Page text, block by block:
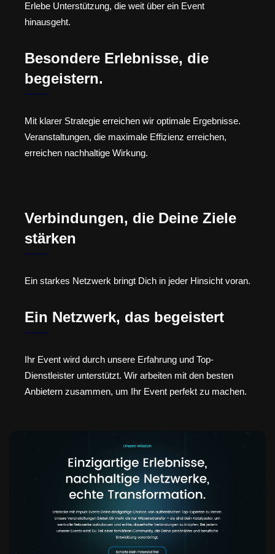
Erlebe Unterstützung, die weit über ein Event
hinausgeht.
Besondere Erlebnisse, die
begeistern.
Mit klarer Strategie erreichen wir optimale Ergebnisse.
Veranstaltungen, die maximale Effizienz erreichen,
erreichen nachhaltige Wirkung.
Verbindungen, die Deine Ziele
stärken
Ein starkes Netzwerk bringt Dich in jeder Hinsicht voran.
Ein Netzwerk, das begeistert
Ihr Event wird durch unsere Erfahrung und Top-
Dienstleister unterstützt. Wir arbeiten mit den besten
Anbietern zusammen, um Ihr Event perfekt zu machen.